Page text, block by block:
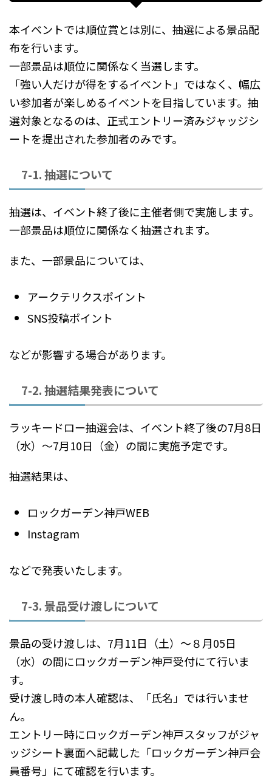
本イベントでは順位賞とは別に、抽選による景品配
布を行います。
一部景品は順位に関係なく当選します。
「強い人だけが得をするイベント」ではなく、幅広
い参加者が楽しめるイベントを目指しています。抽
選対象となるのは、正式エントリー済みジャッジシ
ートを提出された参加者のみです。
7-1. 抽選について
抽選は、イベント終了後に主催者側で実施します。
一部景品は順位に関係なく抽選されます。
また、一部景品については、
アークテリクスポイント
SNS投稿ポイント
などが影響する場合があります。
7-2. 抽選結果発表について
ラッキードロー抽選会は、イベント終了後の7月8日
（水）〜7月10日（金）の間に実施予定です。
抽選結果は、
ロックガーデン神戸WEB
Instagram
などで発表いたします。
7-3. 景品受け渡しについて
景品の受け渡しは、7月11日（土）～８月05日
（水）の間にロックガーデン神戸受付にて行いま
す。
受け渡し時の本人確認は、「氏名」では行いませ
ん。
エントリー時にロックガーデン神戸スタッフがジャ
ッジシート裏面へ記載した「ロックガーデン神戸会
員番号」にて確認を行います。